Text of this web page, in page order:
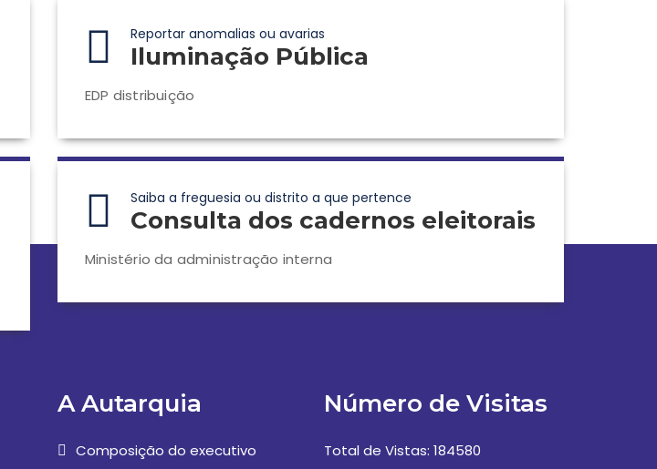
Reportar anomalias ou avarias
Iluminação Pública
EDP distribuição
Saiba a freguesia ou distrito a que pertence
Consulta dos cadernos eleitorais
Ministério da administração interna
A Autarquia
Composição do executivo
Número de Visitas
Total de Vistas: 184580